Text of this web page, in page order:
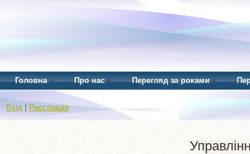
Головна Про нас Перегляд за роками
Вхід Реєстрація